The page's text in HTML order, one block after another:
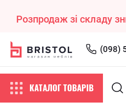
Розпродаж зі складу
(098)
КАТАЛОГ ТОВАРІВ